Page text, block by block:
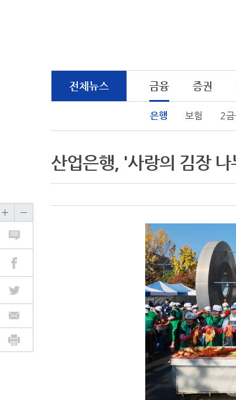
전체뉴스 금융
은행 보험 2
증권
산업은행, '사랑의 김장